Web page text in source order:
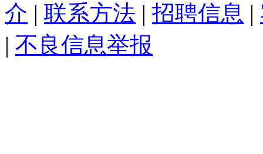
介 | 联系方法 | 招聘信息 |
| 不良信息举报